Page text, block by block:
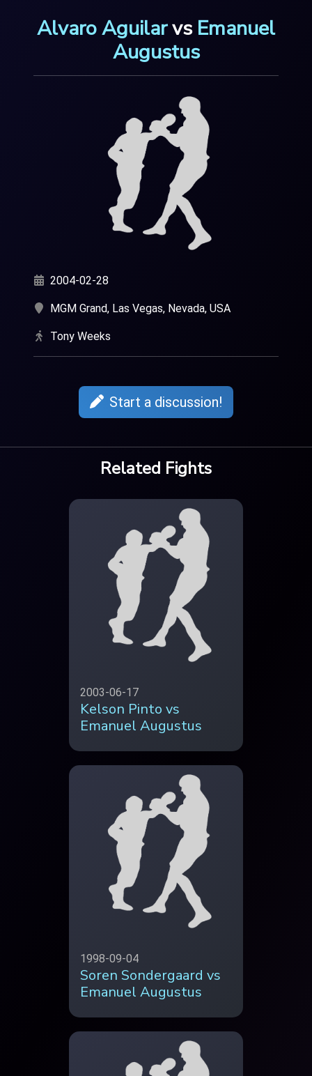
Alvaro Aguilarvs Emanuel
Augustus
2004-02-28
MGM Grand, Las Vegas, Nevada, USA
Tony Weeks
Start a discussion!
Related Fights
2003-06-17
Kelson Pinto vs
Emanuel Augustus
1998-09-04
Soren Sondergaard vs
Emanuel Augustus